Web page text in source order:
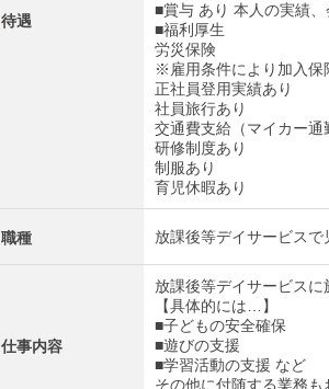
待遇
■賞与 あり 本人の実績
■福利厚生
労災保険
※雇用条件により加入保
正社員登用実績あり
社員旅行あり
交通費支給（マイカー通
研修制度あり
制服あり
育児休暇あり
職種 放課後等デイサービスで
仕事内容
放課後等デイサービス
【具体的には…】
■子どもの安全確保
■遊びの支援
■学習活動の支援 など
その他に付随する業務も